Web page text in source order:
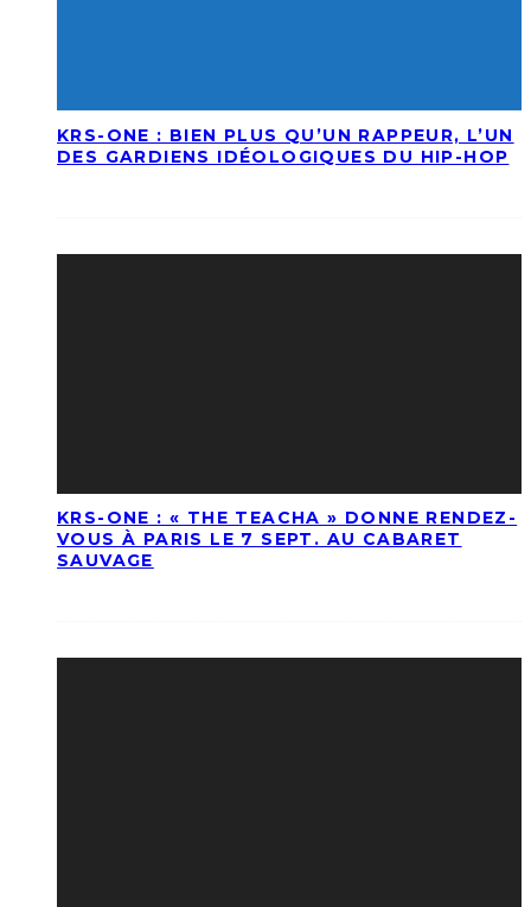
KRS-ONE : BIEN PLUS QU’UN RAPPEUR, L’UN
DES GARDIENS IDÉOLOGIQUES DU HIP-HOP
KRS-ONE : « THE TEACHA » DONNE RENDEZ-
VOUS À PARIS LE 7 SEPT. AU CABARET
SAUVAGE